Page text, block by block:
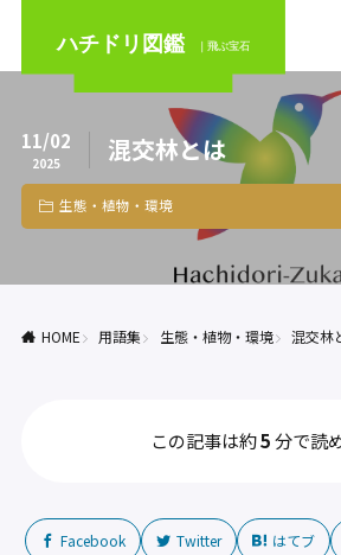
ハチドリ図鑑 ｜飛ぶ宝石
11/02
2025 混交林とは
生態・植物・環境
HOME 用語集 生態・植物・環境 混交林
この記事は約5分で読
Facebook Twitter はてブ